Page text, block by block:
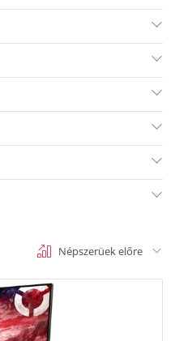
Népszerüek előre